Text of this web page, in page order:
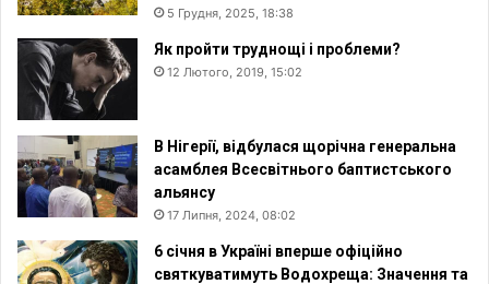
5 Грудня, 2025, 18:38
Як пройти труднощі і проблеми?
12 Лютого, 2019, 15:02
В Нігерії, відбулася щорічна генеральна
асамблея Всесвітнього баптистського
альянсу
17 Липня, 2024, 08:02
6 січня в Україні вперше офіційно
святкуватимуть Водохреща: Значення та